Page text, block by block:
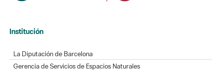
Institución
La Diputación de Barcelona
Gerencia de Servicios de Espacios Naturales